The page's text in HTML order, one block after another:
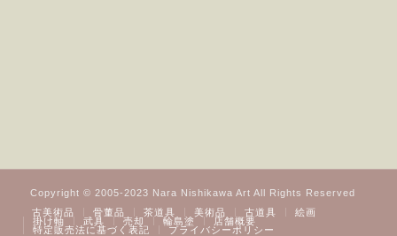
Copyright © 2005-2023 Nara Nishikawa Art All Rights Reserved
古美術品
骨董品 茶道具 美術品 古道具
絵画
掛け軸
武具 売却 輪島塗
店舗概要
特定販売法に基づく表記
プライバシーポリシー